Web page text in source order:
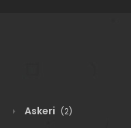
Askeri (2)